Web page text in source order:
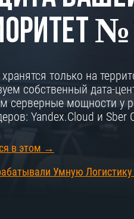
только на
собственный дата-
серверные мощности у
Yandex.Cloud и Sber
в этом →
Умную